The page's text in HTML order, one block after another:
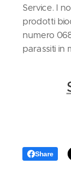
Service. I
prodotti
numero
parassiti in
Share